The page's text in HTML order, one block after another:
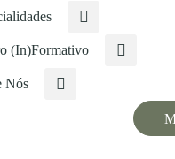
(In)Formativo
Nós